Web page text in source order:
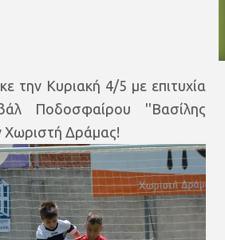
την Κυριακή 4/5 με επιτυχία
Ποδοσφαίρου ''Βασίλης
Χωριστή Δράμας!